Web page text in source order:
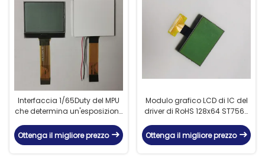
Interfaccia 1/65Duty del MPU
che determina un'esposizione
Ottenga il migliore prezzo
Modulo grafico LCD di IC del
driver di RoHS 128x64 ST7567
serie
Ottenga il migliore prezzo